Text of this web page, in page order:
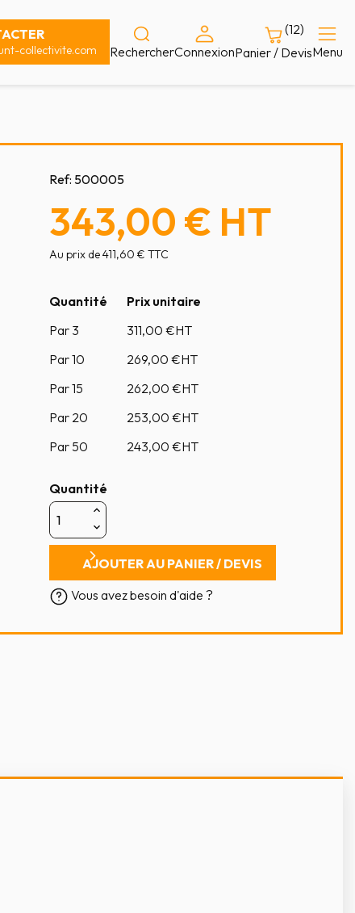
collectivite.com RechercherConnexionPanier / Devis
(12)
Menu
Ref: 500005
343,00 € HT
Au prix de 411,60 € TTC
Quantité
Prix unitaire
Par 3
311,00 €HT
Par 10
269,00 €HT
Par 15
262,00 €HT
Par 20
253,00 €HT
Par 50
243,00 €HT
Quantité
AJOUTER AU PANIER / DEVIS
Vous avez besoin d'aide ?